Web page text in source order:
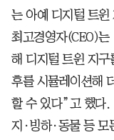
는 아예 디지털 트윈
최고경영자(CEO)는
해 디지털 트윈 지구
후를 시뮬레이션해
할 수 있다”고 했다.
지·빙하·동물 등 모